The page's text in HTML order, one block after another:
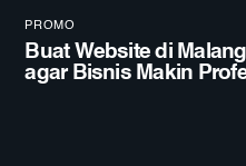
PROMO
Buat Website di
agar Bisnis Makin